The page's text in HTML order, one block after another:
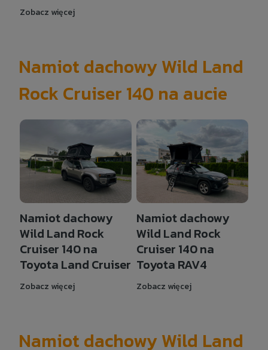
Zobacz więcej
Namiot dachowy Wild Land
Rock Cruiser 140 na aucie
Namiot dachowy
Wild Land Rock
Cruiser 140 na
Toyota Land Cruiser
Zobacz więcej
Namiot dachowy
Wild Land Rock
Cruiser 140 na
Toyota RAV4
Zobacz więcej
Namiot dachowy Wild Land